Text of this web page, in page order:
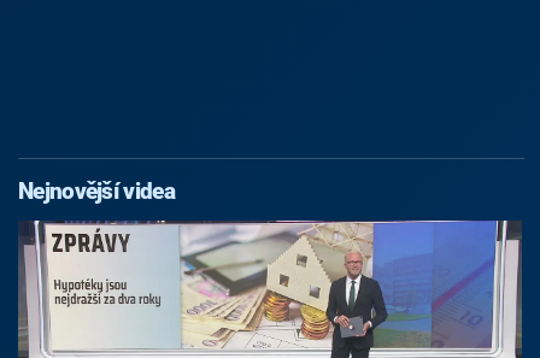
Nejnovější videa